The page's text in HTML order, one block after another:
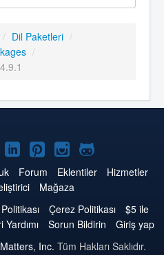
/ Dil Paketleri /
/
LinkedIn'de
Joomla
Pinterest'de
Joomla
Instagram'da
Joomla
GitHub'da
Joomla
Forum Eklentiler
Hizmetler
Mağaza
Çerez Politikası
$5 ile
Yardımı Sorun Bildirin
Giriş yap
Inc. Tüm Hakları Saklıdır.